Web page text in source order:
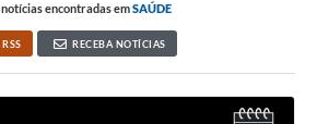
notícias encontradas emSAÚDE
RSS RECEBA NOTÍCIAS